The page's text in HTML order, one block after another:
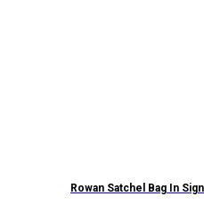
Rowan Satchel Bag In